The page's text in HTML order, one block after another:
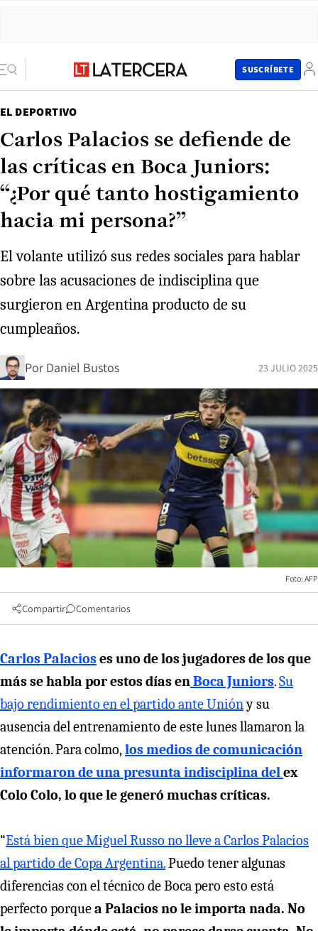
SUSCRÍBETE
EL DEPORTIVO
Carlos Palacios se defiende de
las críticas en Boca Juniors:
“¿Por qué tanto hostigamiento
hacia mi persona?”
El volante utilizó sus redes sociales para hablar
sobre las acusaciones de indisciplina que
surgieron en Argentina producto de su
cumpleaños.
Por Daniel Bustos 23 JULIO 2025
Foto: AFP
Compartir Comentarios
Carlos Palacioses uno de los jugadores de los que
más se habla por estos días enBoca Juniors.Su
bajo rendimiento en el partido ante Unióny su
ausencia del entrenamiento de este lunes llamaron la
atención. Para colmo,los medios de comunicación
informaron de una presunta indisciplina delex
Colo Colo, lo que le generó muchas críticas.
“Está bien que Miguel Russo no lleve a Carlos Palacios
al partido de Copa Argentina.Puedo tener algunas
diferencias con el técnico de Boca pero esto está
perfecto porquea Palacios no le importa nada. No